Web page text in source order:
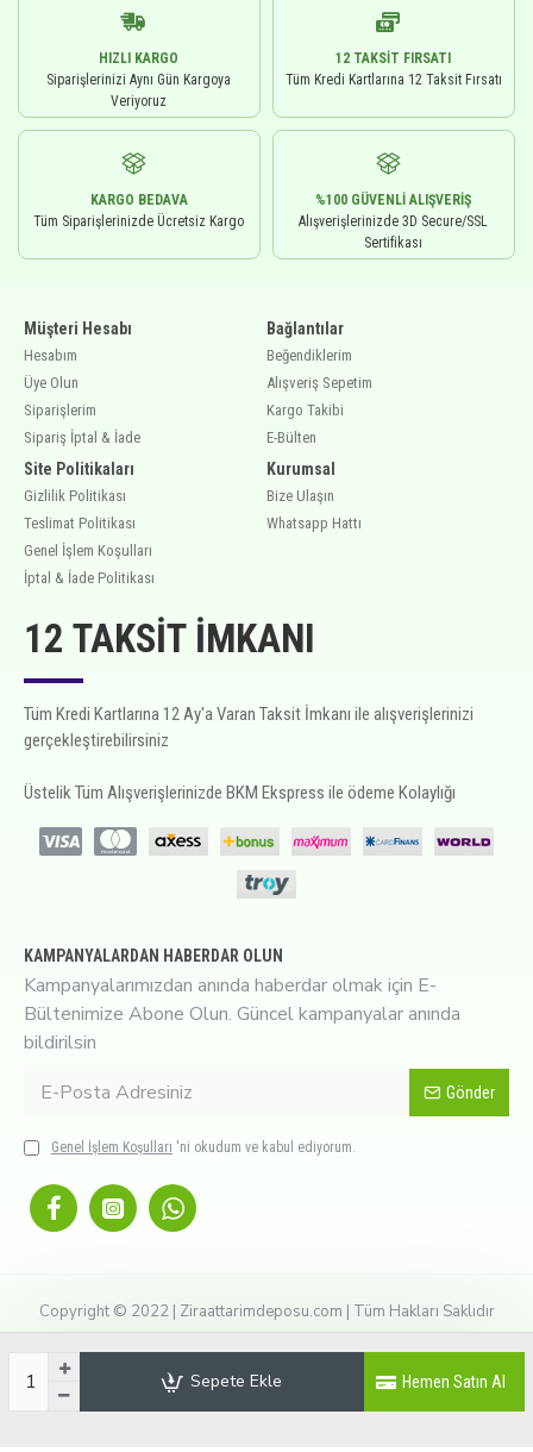
Sepete Ekle Hemen Satın Al
HIZLI KARGO
Siparişlerinizi Aynı Gün Kargoya
Veriyoruz
12 TAKSIT FIRSATI
Tüm Kredi Kartlarına 12 Taksit Fırsatı
KARGO BEDAVA
Tüm Siparişlerinizde Ücretsiz Kargo
%100 GÜVENLI ALIŞVERIŞ
Alışverişlerinizde 3D Secure/SSL
Sertifikası
Müşteri Hesabı
Hesabım
Üye Olun
Siparişlerim
Sipariş İptal & İade
Site Politikaları
Gizlilik Politikası
Teslimat Politikası
Genel İşlem Koşulları
İptal & İade Politikası
Bağlantılar
Beğendiklerim
Alışveriş Sepetim
Kargo Takibi
E-Bülten
Kurumsal
Bize Ulaşın
Whatsapp Hattı
12 TAKSIT İMKANI
Tüm Kredi Kartlarına 12 Ay'a Varan Taksit İmkanı ile alışverişlerinizi
gerçekleştirebilirsiniz
Üstelik Tüm Alışverişlerinizde BKM Ekspress ile ödeme Kolaylığı
KAMPANYALARDAN HABERDAR OLUN
Kampanyalarımızdan anında haberdar olmak için E-
Bültenimize Abone Olun. Güncel kampanyalar anında
bildirilsin
Gönder
Genel İşlem Koşulları 'ni okudum ve kabul ediyorum.
Copyright © 2022 | Ziraattarimdeposu.com | Tüm Hakları Saklıdır